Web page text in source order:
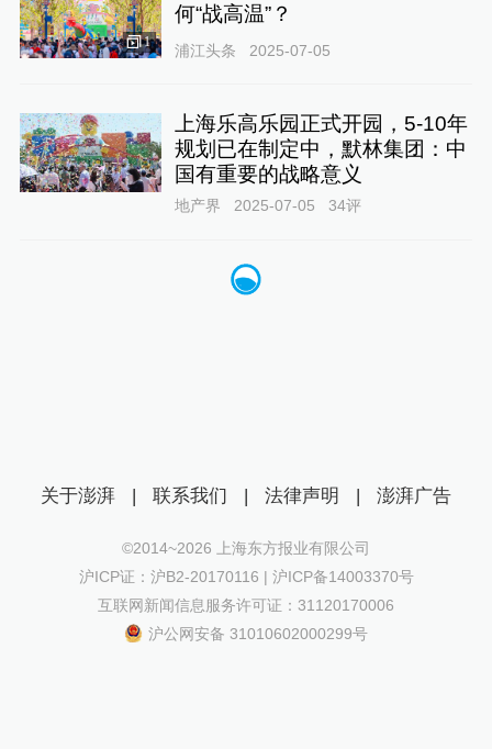
1
何“战高温”？
浦江头条 2025-07-05
上海乐高乐园正式开园，5-10年
规划已在制定中，默林集团：中
国有重要的战略意义
地产界 2025-07-05 34评
关于澎湃 | 联系我们 | 法律声明 | 澎湃广告
©2014~2026 上海东方报业有限公司
沪ICP证：沪B2-20170116 | 沪ICP备14003370号
互联网新闻信息服务许可证：31120170006
沪公网安备 31010602000299号